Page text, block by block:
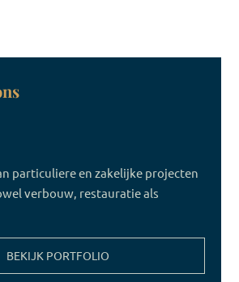
particuliere en zakelijke projecten
verbouw, restauratie als
BEKIJK PORTFOLIO